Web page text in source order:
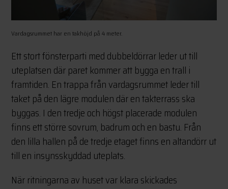
Vardagsrummet har en takhöjd på 4 meter.
Ett stort fönsterparti med dubbeldörrar leder ut till
uteplatsen där paret kommer att bygga en trall i
framtiden. En trappa från vardagsrummet leder till
taket på den lägre modulen där en takterrass ska
byggas. I den tredje och högst placerade modulen
finns ett större sovrum, badrum och en bastu. Från
den lilla hallen på de tredje etaget finns en altandörr ut
till en insynsskyddad uteplats.
När ritningarna av huset var klara skickades